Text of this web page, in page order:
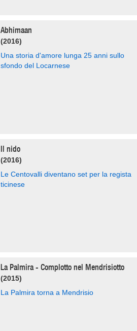
Abhimaan
(2016)
Una storia d'amore lunga 25 anni sullo
sfondo del Locarnese
Il nido
(2016)
Le Centovalli diventano set per la regista
ticinese
La Palmira - Complotto nel Mendrisiotto
(2015)
La Palmira torna a Mendrisio